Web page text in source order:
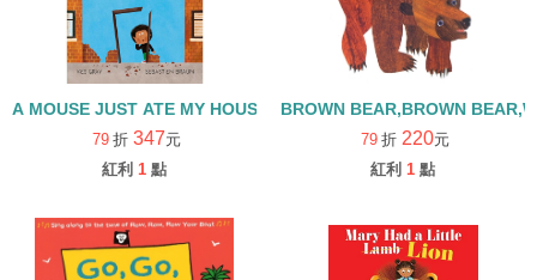
A MOUSE JUST ATE MY HOUSE
79 折 347元
紅利 1 點
BROWN BEAR,BROWN
79 折 220元
紅利 1 點